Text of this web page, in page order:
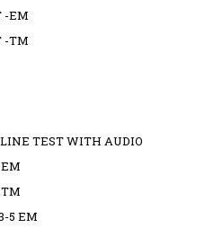
-EM
-TM
TEST WITH AUDIO
TM
5 EM